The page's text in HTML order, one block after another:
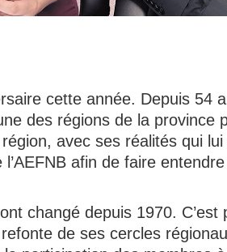
cette année. Depuis 54
des régions de la province
avec ses réalités qui
l’AEFNB afin de faire
changé depuis 1970. C’est
de ses cercles